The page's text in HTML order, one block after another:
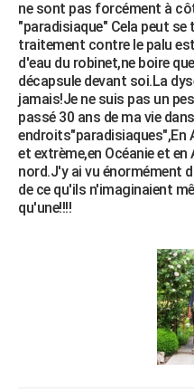
ne sont pas forcément à
"paradisiaque" Cela peut
traitement contre le palu
d'eau du robinet,ne boire
décapsule devant soi.La
jamais!Je ne suis pas un
passé 30 ans de ma vie
endroits"paradisiaques",En
et extrème,en Océanie et
nord.J'y ai vu énormément
de ce qu'ils n'imaginaient
qu'une!!!!